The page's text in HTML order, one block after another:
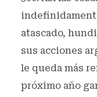
atascado,
sus acciones
le queda más
próximo año